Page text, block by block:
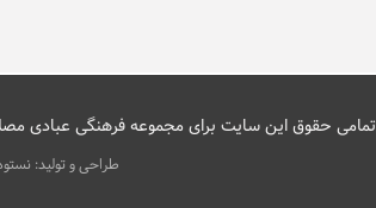
تمامی حقوق این سایت برای مجموعه فرهنگی عبادی
طراحی و تولید: